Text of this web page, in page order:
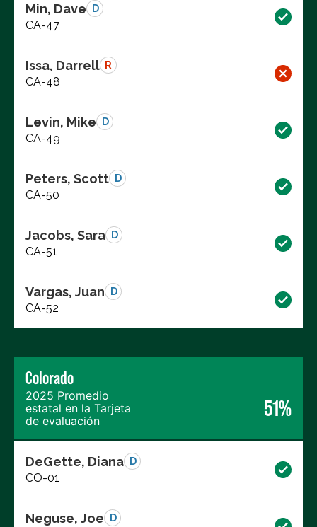
Min, Dave D
CA-47
Issa, Darrell R
CA-48
Levin, Mike D
CA-49
Peters, Scott D
CA-50
Jacobs, Sara D
CA-51
Vargas, Juan D
CA-52
Colorado
2025 Promedio
estatal en la Tarjeta
de evaluación
51%
DeGette, Diana D
CO-01
Neguse, Joe D